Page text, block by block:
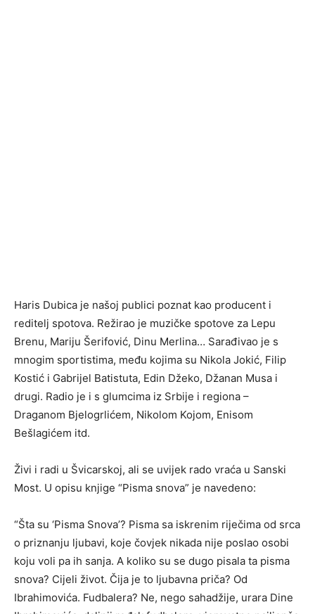
Haris Dubica je našoj publici poznat kao producent i
reditelj spotova. Režirao je muzičke spotove za Lepu
Brenu, Mariju Šerifović, Dinu Merlina… Sarađivao je s
mnogim sportistima, među kojima su Nikola Jokić, Filip
Kostić i Gabrijel Batistuta, Edin Džeko, Džanan Musa i
drugi. Radio je i s glumcima iz Srbije i regiona –
Draganom Bjelogrlićem, Nikolom Kojom, Enisom
Bešlagićem itd.
Živi i radi u Švicarskoj, ali se uvijek rado vraća u Sanski
Most. U opisu knjige “Pisma snova” je navedeno:
“Šta su ‘Pisma Snova’? Pisma sa iskrenim riječima od srca
o priznanju ljubavi, koje čovjek nikada nije poslao osobi
koju voli pa ih sanja. A koliko su se dugo pisala ta pisma
snova? Cijeli život. Čija je to ljubavna priča? Od
Ibrahimovića. Fudbalera? Ne, nego sahadžije, urara Dine